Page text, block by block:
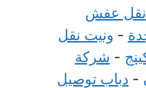
نقل عفش
- ونيت نقل
- شركة
- دباب توصيل